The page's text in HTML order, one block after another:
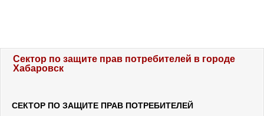
Сектор по защите прав потребителей в городе
Хабаровск
СЕКТОР ПО ЗАЩИТЕ ПРАВ ПОТРЕБИТЕЛЕЙ